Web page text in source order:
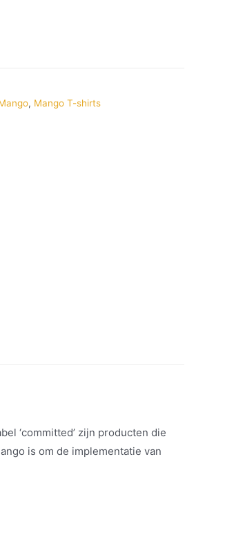
, Mango T-shirts
‘committed’ zijn producten die
is om de implementatie van